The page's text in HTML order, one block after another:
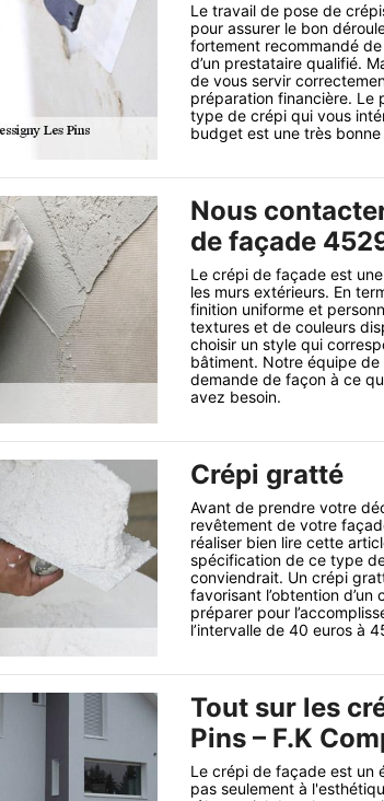
Le travail de pose de
pour assurer le bon
fortement recommandé
d’un prestataire qualifié.
de vous servir
préparation financière. Le
type de crépi qui vous
budget est une très bonne
Nous
de façade
Le crépi de façade est
les murs extérieurs. En
finition uniforme et
textures et de couleurs
choisir un style qui
bâtiment. Notre équipe
demande de façon à ce
avez besoin.
Crépi gratté
Avant de prendre votre
revêtement de votre
réaliser bien lire cette
spécification de ce type
conviendrait. Un crépi
favorisant l’obtention
préparer pour
l’intervalle de 40 euros à
Tout sur les
Pins – F.K
Le crépi de façade est un
pas seulement à